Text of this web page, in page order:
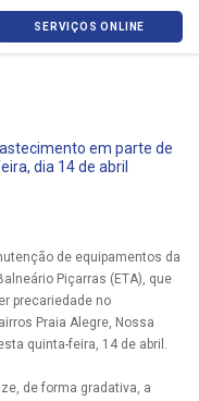
SERVIÇOS ONLINE
em parte de
dia 14 de abril
de equipamentos da
Piçarras (ETA), que
precariedade no
Praia Alegre, Nossa
quinta-feira, 14 de abril.
de forma gradativa, a